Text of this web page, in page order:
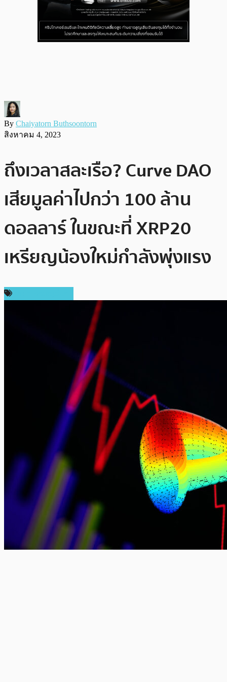
By Chaiyatorn Buthsoontorn
สิงหาคม 4, 2023
ถึงเวลาสละเรือ? Curve DAO
เสียมูลค่าไปกว่า 100 ล้าน
ดอลลาร์ ในขณะที่ XRP20
เหรียญน้องใหม่กำลังพุ่งแรง